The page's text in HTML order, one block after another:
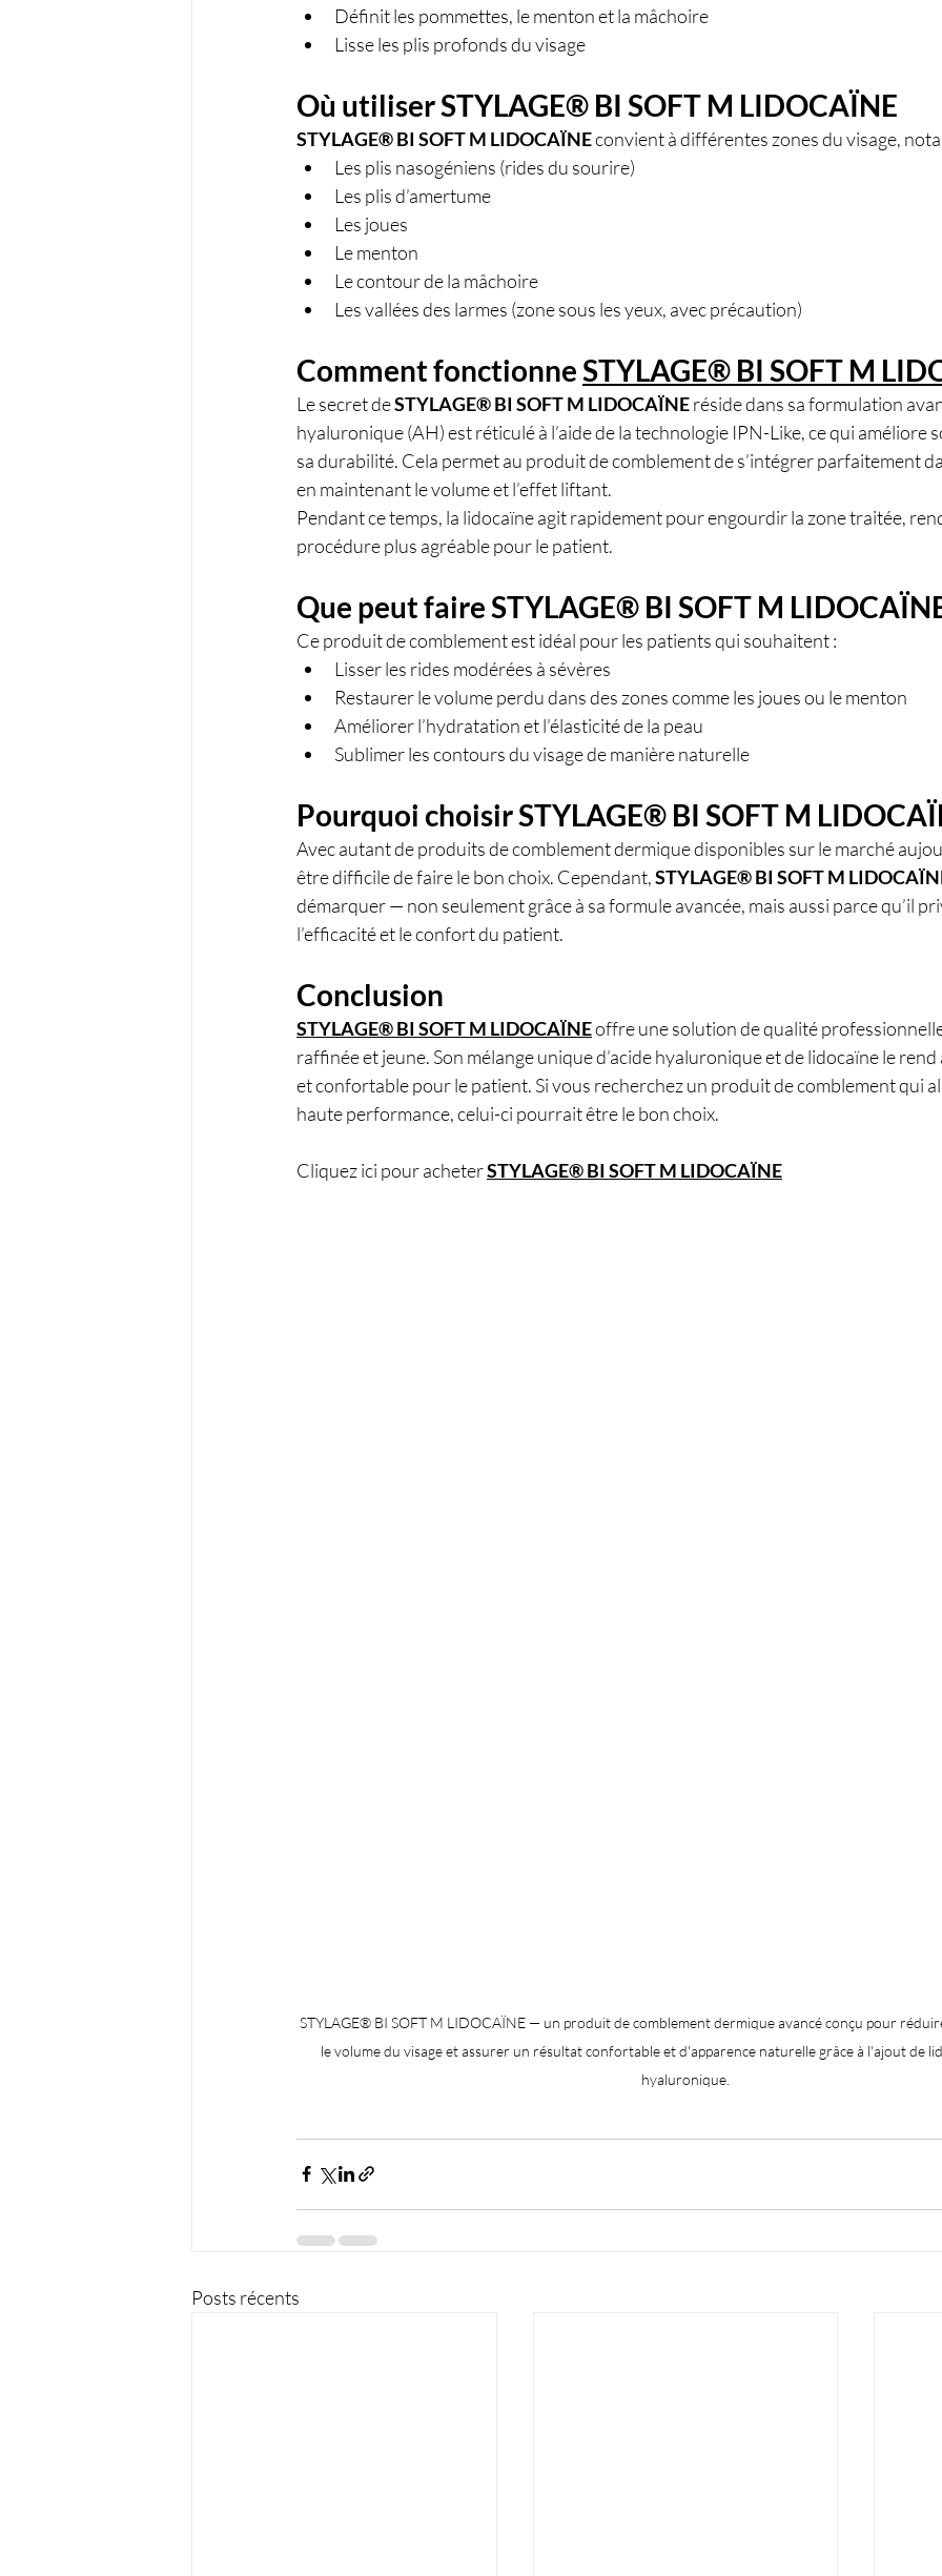
Définit les pommettes, le menton et la mâchoire
Lisse les plis profonds du visage
Où utiliser STYLAGE® BI SOFT M LIDOCAÏNE
STYLAGE® BI SOFT M LIDOCAÏNE convient à différentes zones du visage,
Les plis nasogéniens (rides du sourire)
Les plis d’amertume
Les joues
Le menton
Le contour de la mâchoire
Les vallées des larmes (zone sous les yeux, avec précaution)
Comment fonctionne STYLAGE® BI SOFT M
Le secret de STYLAGE® BI SOFT M LIDOCAÏNE réside dans sa formulation
hyaluronique (AH) est réticulé à l’aide de la technologie IPN-Like, ce qui améliore
sa durabilité. Cela permet au produit de comblement de s’intégrer parfaitement
en maintenant le volume et l’effet liftant.
Pendant ce temps, la lidocaïne agit rapidement pour engourdir la zone traitée,
procédure plus agréable pour le patient.
Que peut faire STYLAGE® BI SOFT M
Ce produit de comblement est idéal pour les patients qui souhaitent :
Lisser les rides modérées à sévères
Restaurer le volume perdu dans des zones comme les joues ou le menton
Améliorer l’hydratation et l’élasticité de la peau
Sublimer les contours du visage de manière naturelle
Pourquoi choisir STYLAGE® BI SOFT M
Avec autant de produits de comblement dermique disponibles sur le marché
être difficile de faire le bon choix. Cependant, STYLAGE® BI SOFT M
démarquer — non seulement grâce à sa formule avancée, mais aussi parce qu’il
l’efficacité et le confort du patient.
Conclusion
STYLAGE® BI SOFT M LIDOCAÏNE offre une solution de qualité
raffinée et jeune. Son mélange unique d’acide hyaluronique et de lidocaïne le rend
et confortable pour le patient. Si vous recherchez un produit de comblement qui
haute performance, celui-ci pourrait être le bon choix.
Cliquez ici pour acheterSTYLAGE® BI SOFT M LIDOCAÏNE
STYLAGE® BI SOFT M LIDOCAÏNE — un produit de comblement dermique avancé conçu pour
le volume du visage et assurer un résultat confortable et d'apparence naturelle grâce à l'ajout de
hyaluronique.
Posts récents